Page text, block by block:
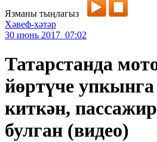
Язманы тыңлагыз
Хәвеф-хәтәр
30 июнь 2017 07:02
Татарстанда
йөртүче
киткән,
булган (видео)